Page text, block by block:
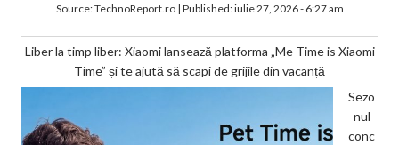
Source:TechnoReport.ro| Published:iulie 27, 2026 - 6:27 am
Liber la timp liber: Xiaomi lansează platforma „Me Time is Xiaomi
Time” și te ajută să scapi de grijile din vacanță
Sezo
nul
conc